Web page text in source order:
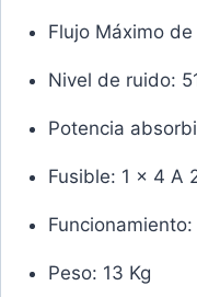
Flujo Máximo
Nivel de ruido:
Potencia
Fusible: 1 x 4 A
Peso: 13 Kg